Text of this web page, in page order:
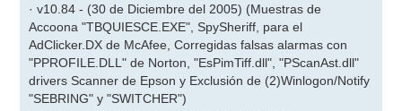
· v10.84 - (30 de Diciembre del 2005) (Muestras de
Accoona "TBQUIESCE.EXE", SpySheriff, para el
AdClicker.DX de McAfee, Corregidas falsas alarmas con
"PPROFILE.DLL" de Norton, "EsPimTiff.dll", "PScanAst.dll"
drivers Scanner de Epson y Exclusión de (2)Winlogon/Notify
"SEBRING" y "SWITCHER")